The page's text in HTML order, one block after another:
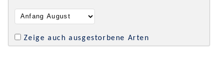
Zeige auch ausgestorbene Arten